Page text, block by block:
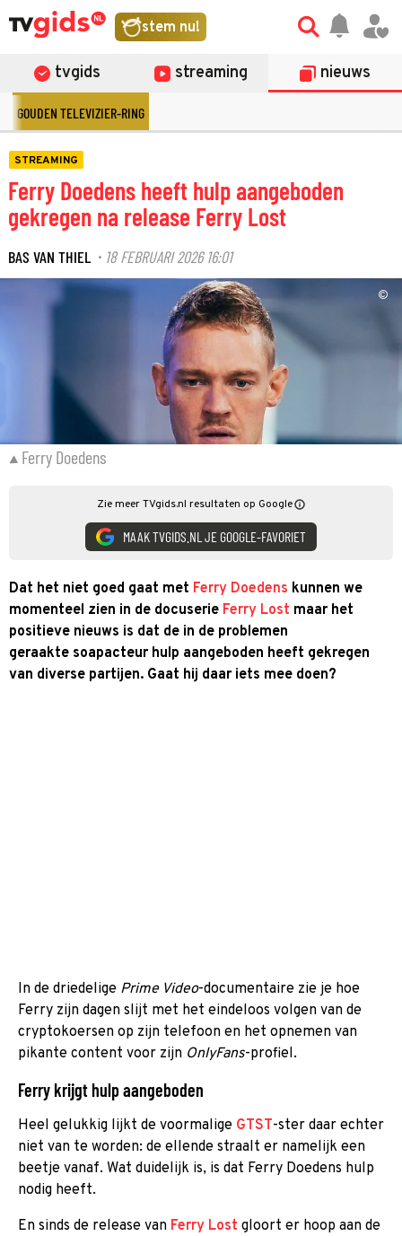
stem nu!
tvgids streaming nieuws
GOUDEN TELEVIZIER-RING
STREAMING
Ferry Doedens heeft hulp aangeboden
gekregen na release Ferry Lost
BAS VAN THIEL· 18 FEBRUARI 2026 16:01
©
Ferry Doedens
Zie meer TVgids.nl resultaten op Google
MAAK TVGIDS.NL JE GOOGLE-FAVORIET
Dat het niet goed gaat met Ferry Doedens kunnen we
momenteel zien in de docuserie Ferry Lost maar het
positieve nieuws is dat de in de problemen
geraakte soapacteur hulp aangeboden heeft gekregen
van diverse partijen. Gaat hij daar iets mee doen?
In de driedelige Prime Video-documentaire zie je hoe
Ferry zijn dagen slijt met het eindeloos volgen van de
cryptokoersen op zijn telefoon en het opnemen van
pikante content voor zijn OnlyFans-profiel.
Ferry krijgt hulp aangeboden
Heel gelukkig lijkt de voormalige GTST-ster daar echter
niet van te worden: de ellende straalt er namelijk een
beetje vanaf. Wat duidelijk is, is dat Ferry Doedens hulp
nodig heeft.
En sinds de release van Ferry Lost gloort er hoop aan de